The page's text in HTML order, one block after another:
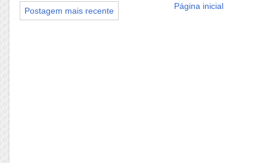
Postagem mais recente Página inicial